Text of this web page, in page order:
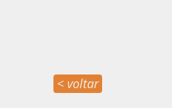
< voltar